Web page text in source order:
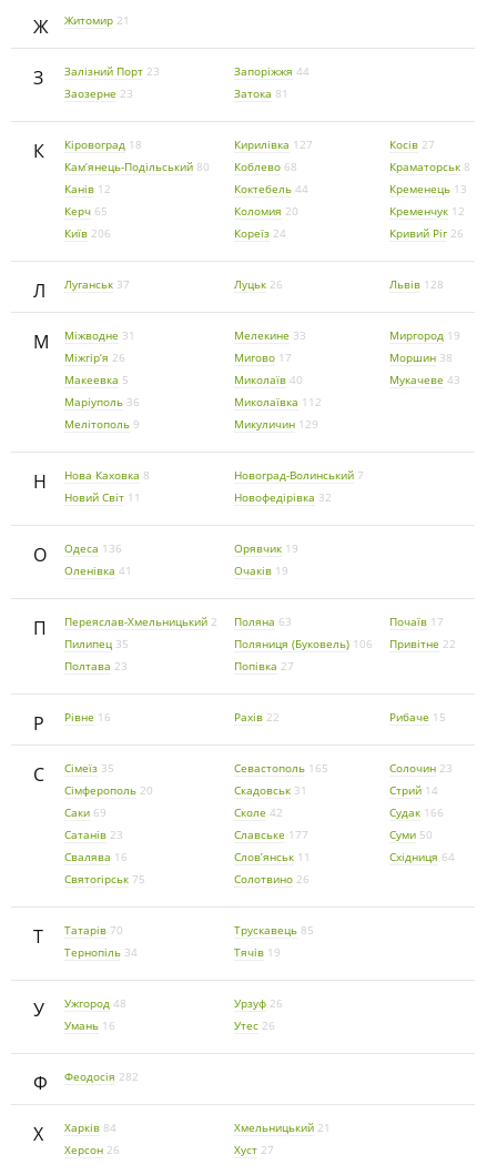
Ж Житомир 21
З Залізний Порт 23
Заозерне 23
Запоріжжя 44
Затока 81
К Кіровоград 18
Кам’янець-Подільський 80
Канів 12
Керч 65
Київ 206
Кирилівка 127
Коблево 68
Коктебель 44
Коломия 20
Кореїз 24
Косів 27
Краматорськ 8
Кременець 13
Кременчук 12
Кривий Ріг 26
Л Луганськ 37 Луцьк 26 Львів 128
М Міжводне 31
Міжгір’я 26
Макеевка 5
Маріуполь 36
Мелітополь 9
Мелекине 33
Мигово 17
Миколаїв 40
Миколаївка 112
Микуличин 129
Миргород 19
Моршин 38
Мукачеве 43
Н Нова Каховка 8
Новий Світ 11
Новоград-Волинський 7
Новофедірівка 32
О Одеса 136
Оленівка 41
Орявчик 19
Очаків 19
П Переяслав-Хмельницький 2
Пилипец 35
Полтава 23
Поляна 63
Поляниця (Буковель) 106
Попівка 27
Почаїв 17
Привітне 22
Р Рівне 16 Рахів 22 Рибаче 15
С Сімеїз 35
Сімферополь 20
Саки 69
Сатанів 23
Свалява 16
Святогірськ 75
Севастополь 165
Скадовськ 31
Сколе 42
Славське 177
Слов’янськ 11
Солотвино 26
Солочин 23
Стрий 14
Судак 166
Суми 50
Східниця 64
Т Татарів 70
Тернопіль 34
Трускавець 85
Тячів 19
У Ужгород 48
Умань 16
Урзуф 26
Утес 26
Ф Феодосія 282
Х Харків 84
Херсон 26
Хмельницький 21
Хуст 27